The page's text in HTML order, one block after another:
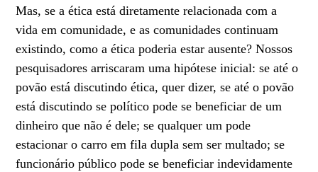
Mas, se a ética está diretamente relacionada com a
vida em comunidade, e as comunidades continuam
existindo, como a ética poderia estar ausente? Nossos
pesquisadores arriscaram uma hipótese inicial: se até o
povão está discutindo ética, quer dizer, se até o povão
está discutindo se político pode se beneficiar de um
dinheiro que não é dele; se qualquer um pode
estacionar o carro em fila dupla sem ser multado; se
funcionário público pode se beneficiar indevidamente